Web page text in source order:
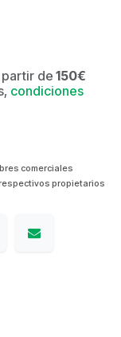
partir de 150€
condiciones
comerciales
propietarios